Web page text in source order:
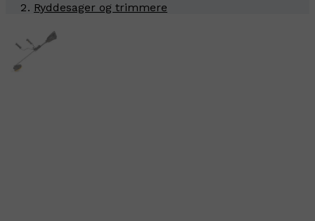
Ryddesager og trimmere